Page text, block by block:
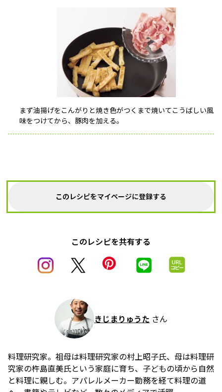
まず油揚げをこんがりと焼き色がつくまで焼いてこうばしい風
味をつけてから、豚肉を加える。
このレシピをマイページに登録する
このレシピを共有する
きじまりゅうた さん
料理研究家。祖母は料理研究家の村上昭子氏、母は料理研
究家の杵島直美氏という家庭に育ち、子どもの頃から自然
と料理に親しむ。アパレルメーカー勤務を経て料理の道